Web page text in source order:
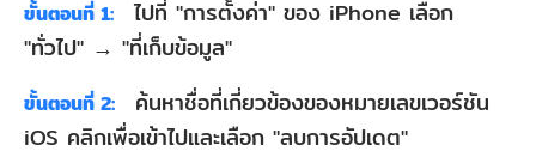
ขั้นตอนที่ 1:
ไปที่ "การตั้งค่า" ของ iPhone เลือก
"ทั่วไป" → "ที่เก็บข้อมูล"
ขั้นตอนที่ 2:
ค้นหาชื่อที่เกี่ยวข้องของหมายเลขเวอร์ชัน
iOS คลิกเพื่อเข้าไปและเลือก "ลบการอัปเดต"